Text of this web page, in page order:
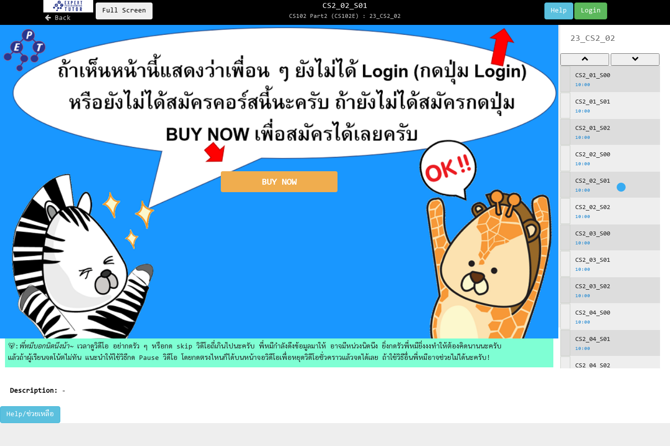
Back
Full Screen Login
Help
CS2_02_S01
CS102 Part2 (CS102E) : 23_CS2_02
BUY NOW
🐻: พี่หมีบอกนิดนึงน้า~เวลาดูวิดีโอ อย่ากดรัว ๆ หรือกด skip วิดีโอถี่เกินไปนะครับ พี่หมีกำลังดึงข้อมูลมาให้ อาจมีหน่วงนิดนึง ยิ่งกดรัวพี่หมียิ่งงงทำให้ต้องคิดนานนะครับ
แล้วถ้าผู้เรียนจดโน้ตไม่ทัน แนะนำให้ใช้วิธีกด Pause วิดีโอ โดยกดตรงไหนก็ได้บนหน้าจอวิดีโอเพื่อหยุดวิดีโอชั่วคราวแล้วจดได้เลย ถ้าใช้วิธีอื่นพี่หมีอาจช่วยไม่ได้นะครับ!
Description: -
Help/ช่วยเหลือ
23_CS2_02
CS2_01_S00
10:00
CS2_01_S01
10:00
CS2_01_S02
10:00
CS2_02_S00
10:00
CS2_02_S01
10:00
CS2_02_S02
10:00
CS2_03_S00
10:00
CS2_03_S01
10:00
CS2_03_S02
10:00
CS2_04_S00
10:00
CS2_04_S01
10:00
CS2_04_S02